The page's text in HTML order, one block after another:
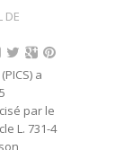
DE
a
par le
L. 731-4